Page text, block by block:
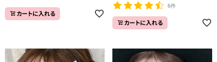
カートに入れる
6件
カートに入れる